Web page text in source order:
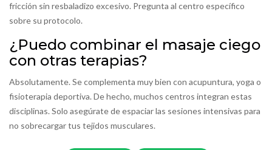
fricción sin resbaladizo excesivo. Pregunta al centro específico
sobre su protocolo.
¿Puedo combinar el masaje ciego
con otras terapias?
Absolutamente. Se complementa muy bien con acupuntura, yoga o
fisioterapia deportiva. De hecho, muchos centros integran estas
disciplinas. Solo asegúrate de espaciar las sesiones intensivas para
no sobrecargar tus tejidos musculares.